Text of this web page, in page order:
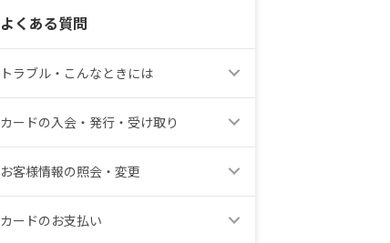
よくある質問
トラブル・こんなときには
カードの入会・発行・受け取り
お客様情報の照会・変更
カードのお支払い